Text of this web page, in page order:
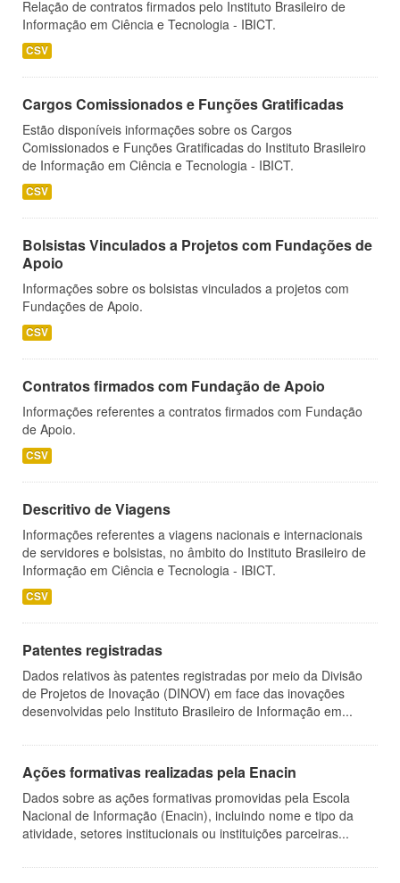
Relação de contratos firmados pelo Instituto Brasileiro de
Informação em Ciência e Tecnologia - IBICT.
CSV
Cargos Comissionados e Funções Gratificadas
Estão disponíveis informações sobre os Cargos
Comissionados e Funções Gratificadas do Instituto Brasileiro
de Informação em Ciência e Tecnologia - IBICT.
CSV
Bolsistas Vinculados a Projetos com Fundações de
Apoio
Informações sobre os bolsistas vinculados a projetos com
Fundações de Apoio.
CSV
Contratos firmados com Fundação de Apoio
Informações referentes a contratos firmados com Fundação
de Apoio.
CSV
Descritivo de Viagens
Informações referentes a viagens nacionais e internacionais
de servidores e bolsistas, no âmbito do Instituto Brasileiro de
Informação em Ciência e Tecnologia - IBICT.
CSV
Patentes registradas
Dados relativos às patentes registradas por meio da Divisão
de Projetos de Inovação (DINOV) em face das inovações
desenvolvidas pelo Instituto Brasileiro de Informação em...
Ações formativas realizadas pela Enacin
Dados sobre as ações formativas promovidas pela Escola
Nacional de Informação (Enacin), incluindo nome e tipo da
atividade, setores institucionais ou instituições parceiras...